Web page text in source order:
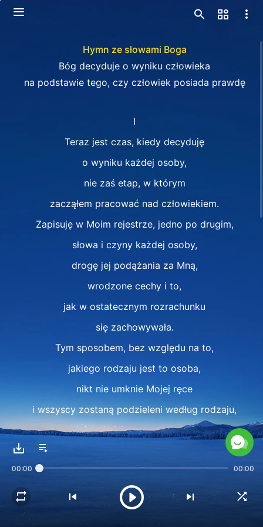
Hymn ze słowami Boga
Bóg decyduje o wyniku człowieka
na podstawie tego, czy człowiek posiada prawdę
I
Teraz jest czas, kiedy decyduję
o wyniku każdej osoby,
nie zaś etap, w którym
zacząłem pracować nad człowiekiem.
Zapisuję w Moim rejestrze, jedno po drugim,
słowa i czyny każdej osoby,
drogę jej podążania za Mną,
wrodzone cechy i to,
jak w ostatecznym rozrachunku
się zachowywała.
Tym sposobem, bez względu na to,
jakiego rodzaju jest to osoba,
nikt nie umknie Mojej ręce
i wszyscy zostaną podzieleni według rodzaju,
tak jak Ja ich przyporządkuję.
Decyduję o przeznaczeniu każdej osoby
nie na podstawie jej wieku,
starszeństwa, ilości cierpienia,
00:00 00:00